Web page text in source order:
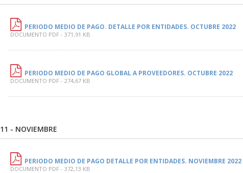
PERIODO MEDIO DE PAGO. DETALLE POR ENTIDADES. OCTUBRE 2022
DOCUMENTO PDF - 371,91 KB
PERIODO MEDIO DE PAGO GLOBAL A PROVEEDORES. OCTUBRE 2022
DOCUMENTO PDF - 274,67 KB
11 - NOVIEMBRE
PERIODO MEDIO DE PAGO DETALLE POR ENTIDADES. NOVIEMBRE 2022
DOCUMENTO PDF - 372,13 KB